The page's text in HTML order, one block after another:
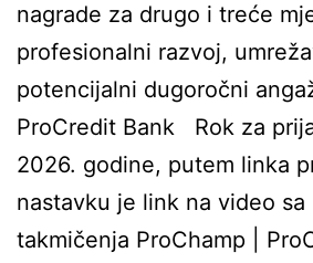
nagrade za drugo i treće
profesionalni razvoj,
potencijalni dugoročni
ProCredit Bank Rok za
2026. godine, putem linka
nastavku je link na video
takmičenja ProChamp |